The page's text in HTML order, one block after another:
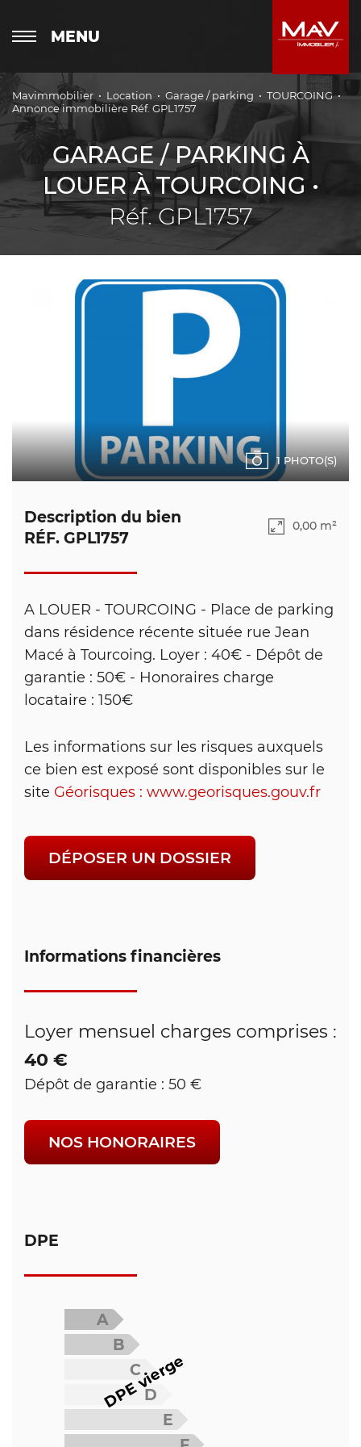
MENU
Mavimmobilier Location Garage / parking
TOURCOING
Annonce immobilière Réf. GPL1757
GARAGE / PARKING À
LOUER À TOURCOING •
Réf. GPL1757
1 PHOTO(S)
Description du bien
RÉF. GPL1757
0,00 m²
A LOUER - TOURCOING - Place de parking
dans résidence récente située rue Jean
Macé à Tourcoing. Loyer : 40€ - Dépôt de
garantie : 50€ - Honoraires charge
locataire : 150€
Les informations sur les risques auxquels
ce bien est exposé sont disponibles sur le
site Géorisques : www.georisques.gouv.fr
DÉPOSER UN DOSSIER
Informations financières
Loyer mensuel charges comprises :
40 €
Dépôt de garantie : 50 €
NOS HONORAIRES
DPE
A
B
C
D
E
DPE vierge